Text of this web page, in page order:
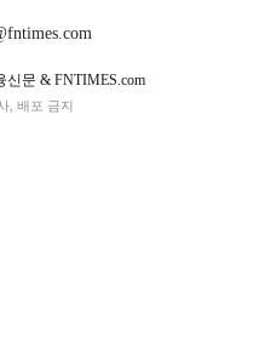
문 & FNTIMES.com
, 배포 금지